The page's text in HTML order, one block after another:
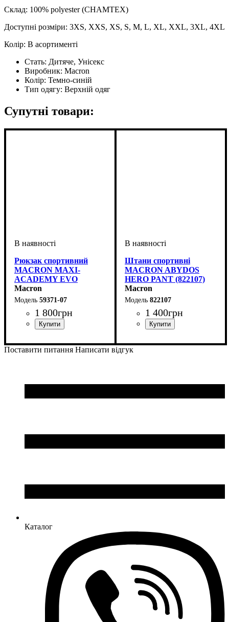
Склад: 100% polyester (CHAMTEX)
Доступні розміри: 3XS, XXS, XS, S, M, L, XL, XXL, 3XL, 4XL
Колір: В асортименті
Стать: Дитяче, Унісекс
Виробник: Macron
Колір: Темно-синій
Тип одягу: Верхній одяг
Супутні товари:
Рюкзак спортивний
MACRON MAXI-
ACADEMY EVO
(5937107)
Macron
59371-07
1 800грн
Штани спортивні
MACRON ABYDOS
HERO PANT (822107)
Macron
822107
1 400грн
Поставити питання Написати відгук
Каталог